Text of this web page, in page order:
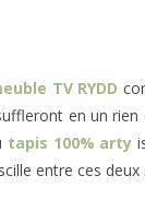
TV RYDD
en un
tapis 100% arty
entre ces deux